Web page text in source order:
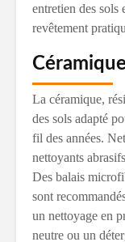
entretien des
revêtement
La céramique,
des sols adapté
fil des années.
nettoyants
Des balais
sont
un nettoyage en
neutre ou un